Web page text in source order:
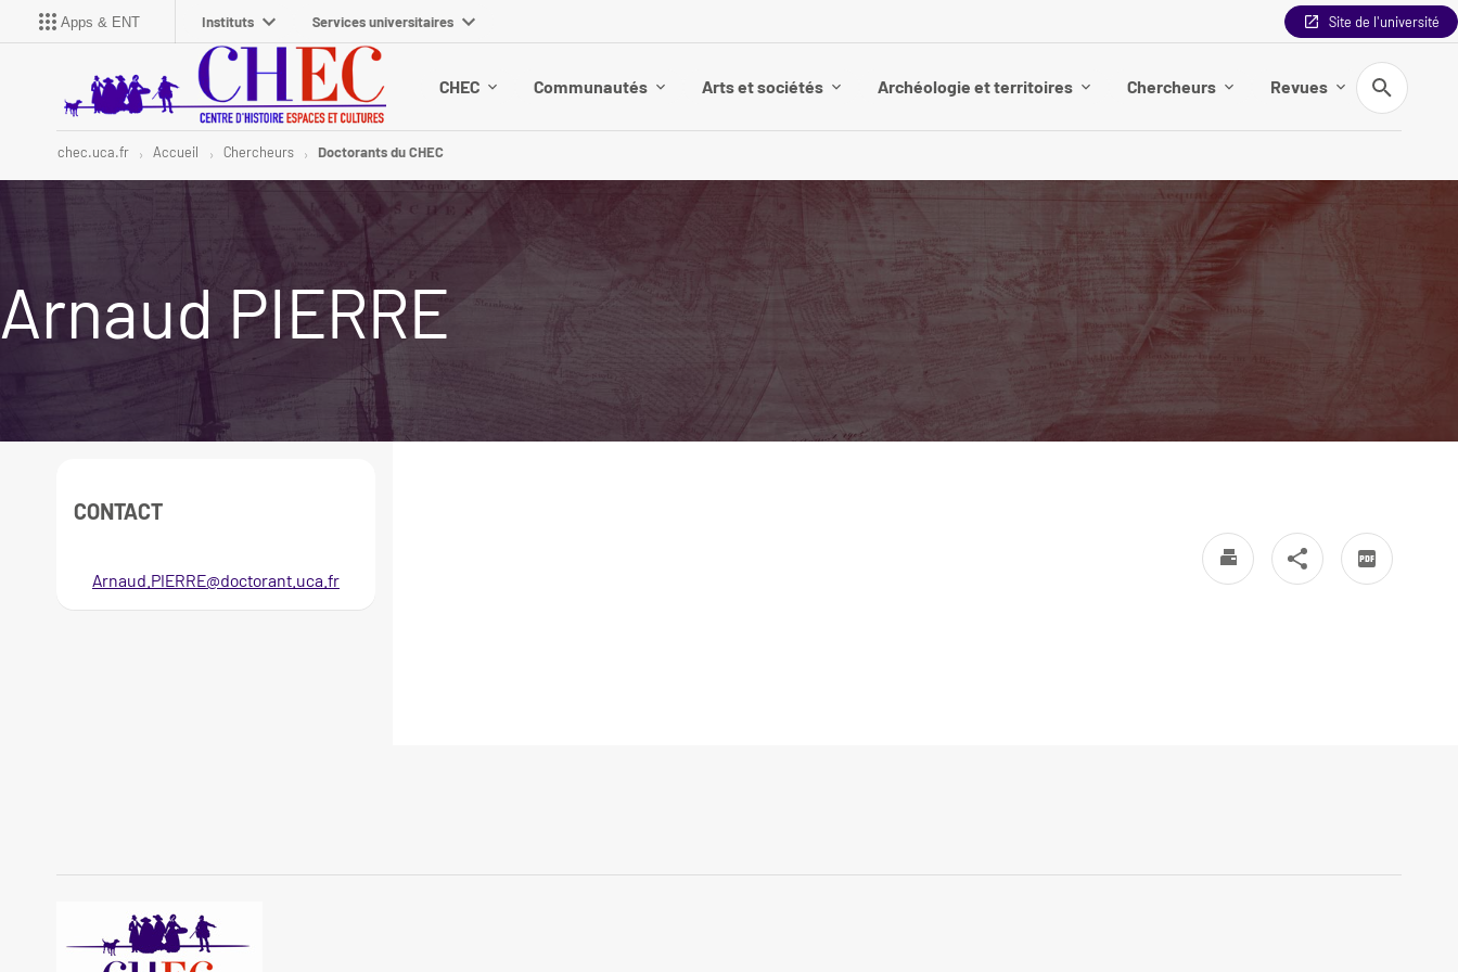
Apps & ENT Instituts Services universitaires Site de l'université
CHEC Communautés Arts et sociétés Archéologie et territoires Chercheurs Revues
Recherche
chec.uca.fr Accueil Chercheurs Doctorants du CHEC
Arnaud PIERRE
CONTACT
Arnaud.PIERRE@doctorant.uca.fr